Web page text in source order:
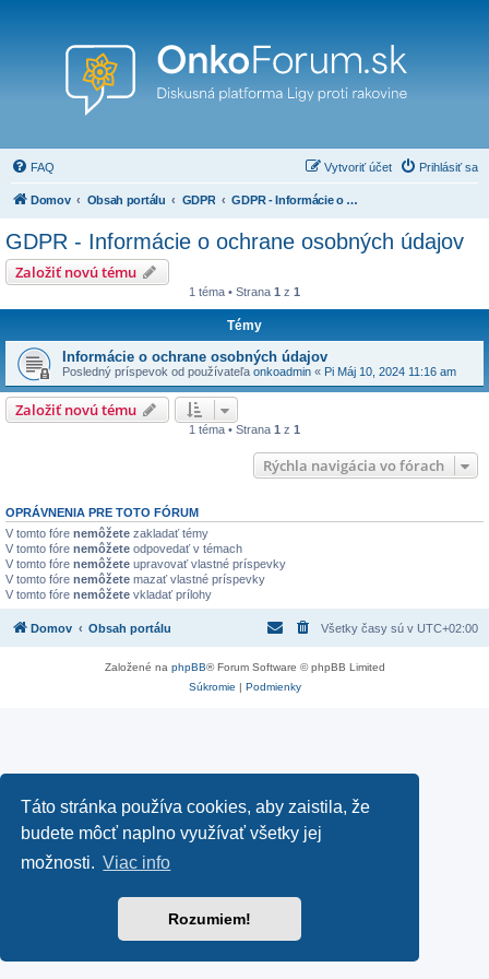
Táto stránka používa cookies, aby zaistila, že
budete môcť naplno využívať všetky jej
možnosti. Viac info
Rozumiem!
FAQ Prihlásiť sa
Vytvoriť účet
Domov Obsah portálu GDPR GDPR - Informácie o ochrane osobných údajov
GDPR - Informácie o ochrane osobných údajov
Založiť novú tému
1 téma • Strana 1 z 1
Témy
Informácie o ochrane osobných údajov
Posledný príspevok od používateľa onkoadmin « Pi Máj 10, 2024 11:16 am
Založiť novú tému
1 téma • Strana 1 z 1
Rýchla navigácia vo fórach
OPRÁVNENIA PRE TOTO FÓRUM
V tomto fóre nemôžete zakladať témy
V tomto fóre nemôžete odpovedať v témach
V tomto fóre nemôžete upravovať vlastné príspevky
V tomto fóre nemôžete mazať vlastné príspevky
V tomto fóre nemôžete vkladať prílohy
Domov Obsah portálu Všetky časy sú v UTC+02:00
Založené na phpBB® Forum Software © phpBB Limited
Súkromie | Podmienky